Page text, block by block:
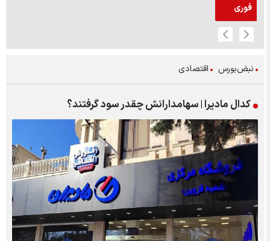
فوری
نبض‌بورس اقتصادی
کدال مادیرا | سهامدارانش چقدر سود گرفتند؟